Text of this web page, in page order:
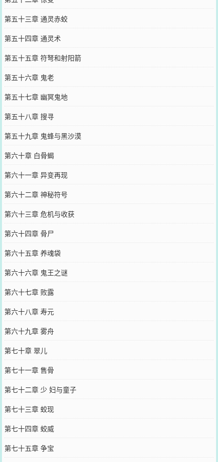
第五十三章 通灵赤蛟
第五十四章 通灵术
第五十五章 符弩和射阳箭
第五十六章 鬼老
第五十七章 幽冥鬼地
第五十八章 搜寻
第五十九章 鬼蜂与黑沙漠
第六十章 白骨蝎
第六十一章 异变再现
第六十二章 神秘符号
第六十三章 危机与收获
第六十四章 骨尸
第六十五章 养魂袋
第六十六章 鬼王之谜
第六十七章 败露
第六十八章 寿元
第六十九章 雾舟
第七十章 翠儿
第七十一章 售骨
第七十二章 少 妇与童子
第七十三章 蛟现
第七十四章 蛟威
第七十五章 争宝